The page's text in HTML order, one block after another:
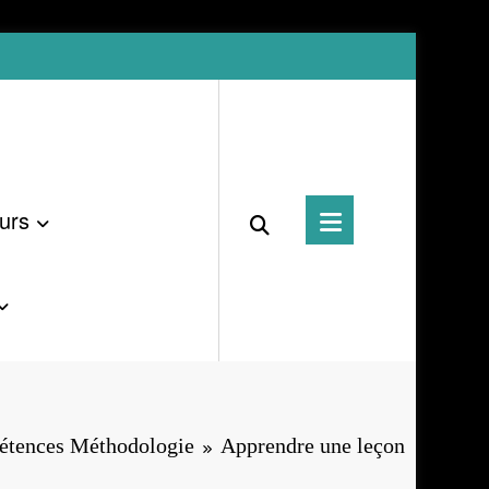
Méthodologie Apprendre une leçon